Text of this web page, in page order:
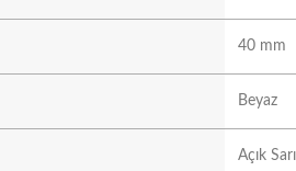
40 mm
Beyaz
Açık Sarı